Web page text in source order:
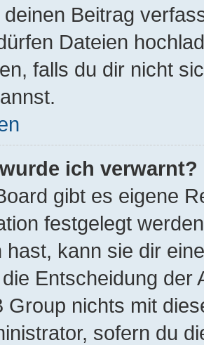
deinen Beitrag
Dateien
falls du dir nicht
ich verwarnt?
gibt es eigene
festgelegt
kann sie dir
Entscheidung der
Group nichts mit
sofern du